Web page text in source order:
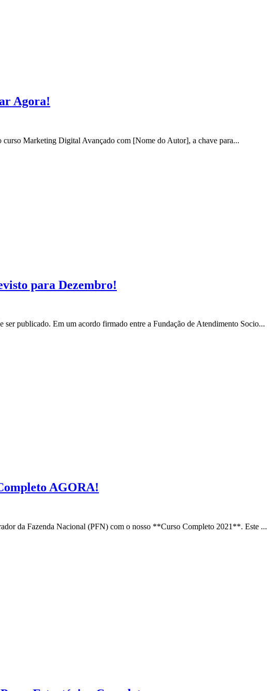
Agora!
curso Marketing Digital Avançado com [Nome do Autor], a chave para...
para Dezembro!
publicado. Em um acordo firmado entre a Fundação de Atendimento Socio...
AGORA!
da Fazenda Nacional (PFN) com o nosso **Curso Completo 2021**. Este ...